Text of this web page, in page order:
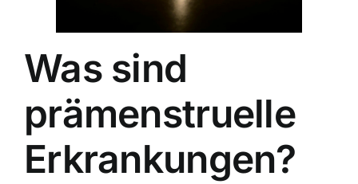
Was sind
prämenstruelle
Erkrankungen?